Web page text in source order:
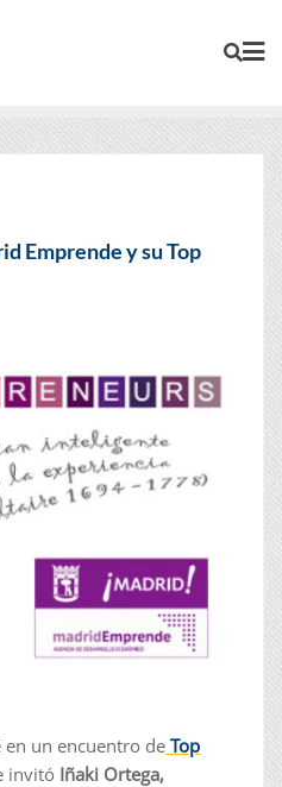
Emprende y su Top
un encuentro de Top
invitó Iñaki Ortega,